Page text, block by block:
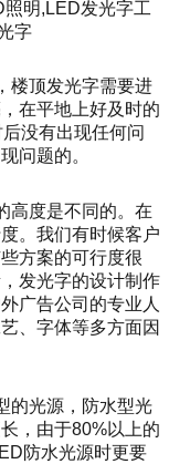
楼顶发光字需要进
在平地上好及时的
没有出现任何问
问题的。
高度是不同的。在
。我们有时候客户
方案的可行度很
发光字的设计制作
广告公司的专业人
、字体等多方面因
的光源，防水型光
，由于80%以上的
防水光源时更要